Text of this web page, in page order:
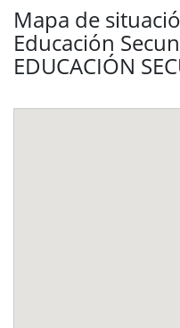
Mapa de
Educación
EDUCACIÓN